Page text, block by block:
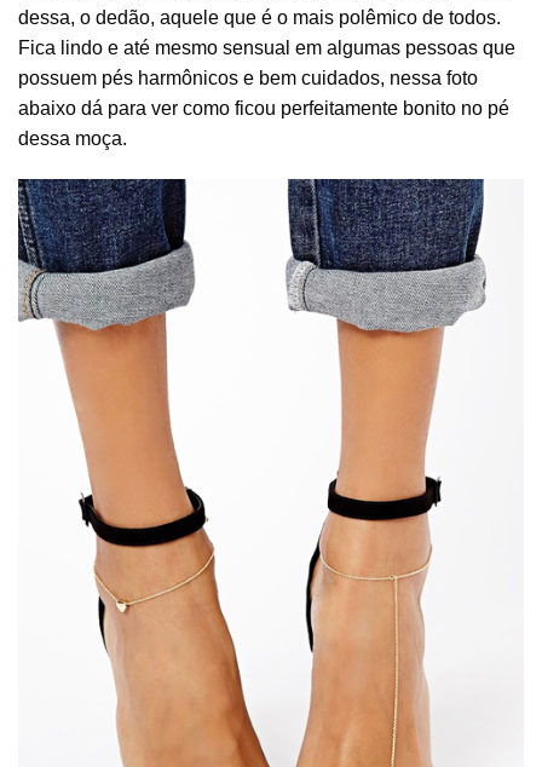
dessa, o dedão, aquele que é o mais polêmico de todos.
Fica lindo e até mesmo sensual em algumas pessoas que
possuem pés harmônicos e bem cuidados, nessa foto
abaixo dá para ver como ficou perfeitamente bonito no pé
dessa moça.